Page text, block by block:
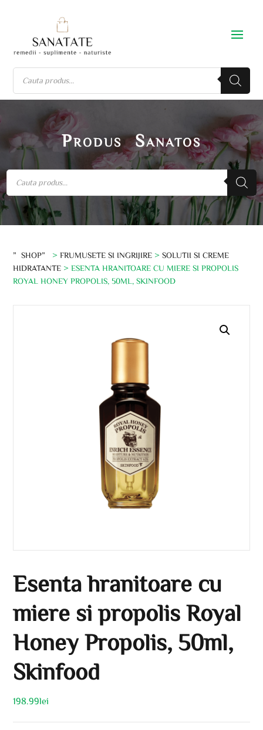
Produs Sanatos
”SHOP” >FRUMUSETE SI INGRIJIRE >SOLUTII SI CREME
HIDRATANTE > ESENTA HRANITOARE CU MIERE SI PROPOLIS
ROYAL HONEY PROPOLIS, 50ML, SKINFOOD
Esenta hranitoare cu
miere si propolis Royal
Honey Propolis, 50ml,
Skinfood
198.99lei